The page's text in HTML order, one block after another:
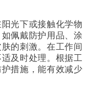
光下或接触化学物
佩戴防护用品、涂
的刺激。在工作间
及时处理。根据工
措施，能有效减少